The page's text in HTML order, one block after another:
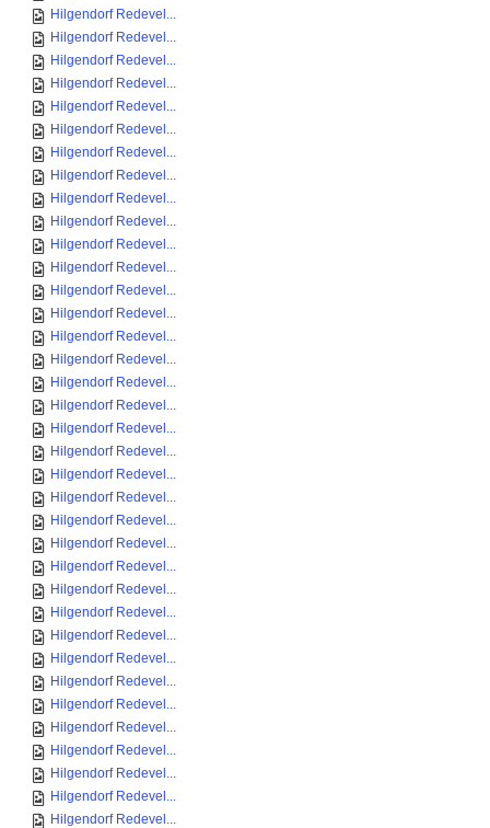
Hilgendorf Redevel...
Hilgendorf Redevel...
Hilgendorf Redevel...
Hilgendorf Redevel...
Hilgendorf Redevel...
Hilgendorf Redevel...
Hilgendorf Redevel...
Hilgendorf Redevel...
Hilgendorf Redevel...
Hilgendorf Redevel...
Hilgendorf Redevel...
Hilgendorf Redevel...
Hilgendorf Redevel...
Hilgendorf Redevel...
Hilgendorf Redevel...
Hilgendorf Redevel...
Hilgendorf Redevel...
Hilgendorf Redevel...
Hilgendorf Redevel...
Hilgendorf Redevel...
Hilgendorf Redevel...
Hilgendorf Redevel...
Hilgendorf Redevel...
Hilgendorf Redevel...
Hilgendorf Redevel...
Hilgendorf Redevel...
Hilgendorf Redevel...
Hilgendorf Redevel...
Hilgendorf Redevel...
Hilgendorf Redevel...
Hilgendorf Redevel...
Hilgendorf Redevel...
Hilgendorf Redevel...
Hilgendorf Redevel...
Hilgendorf Redevel...
Hilgendorf Redevel...